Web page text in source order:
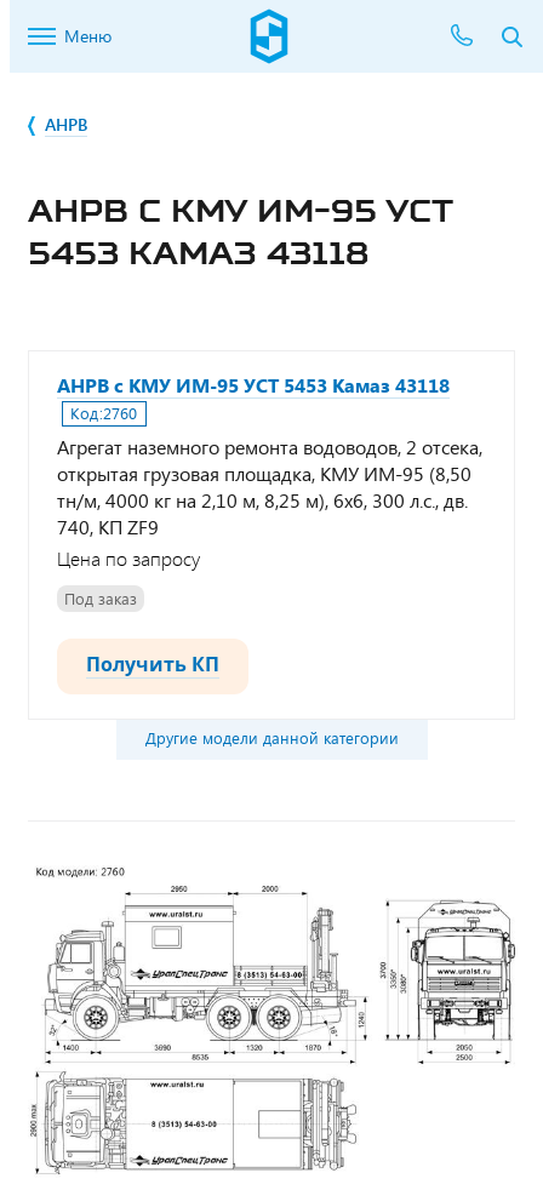
Меню
АНРВ
АНРВ С КМУ ИМ-95 УСТ
5453 КАМАЗ 43118
АНРВ с КМУ ИМ-95 УСТ 5453 Камаз 43118
Код:2760
Агрегат наземного ремонта водоводов, 2 отсека,
открытая грузовая площадка, КМУ ИМ-95 (8,50
тн/м, 4000 кг на 2,10 м, 8,25 м), 6х6, 300 л.с., дв.
740, КП ZF9
Цена по запросу
Под заказ
Получить КП
Другие модели данной категории